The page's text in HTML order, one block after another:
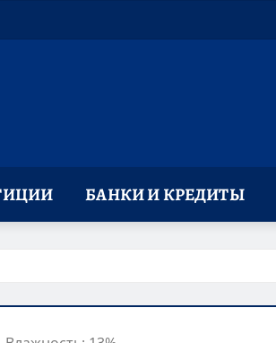
БАНКИ И КРЕДИТЫ